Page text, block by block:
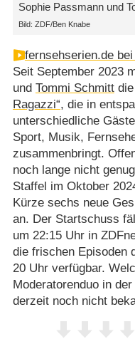
Sophie Passmann und
Bild: ZDF/Ben Knabe
fernsehserien.de
Seit September 2023
und Tommi Schmittdie
Ragazzi“, die in
unterschiedliche
Sport, Musik,
zusammenbringt.
noch lange nicht
Staffel im Oktober
Kürze sechs neue
an. Der Startschuss
um 22:15 Uhr in
die frischen Episoden
20 Uhr verfügbar.
Moderatorenduo in
derzeit noch nicht